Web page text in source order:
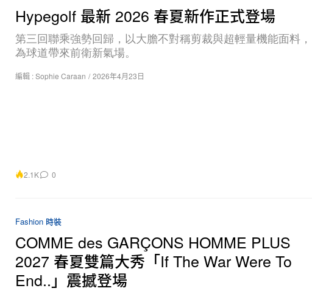
Hypegolf 最新 2026 春夏新作正式登場
第三回聯乘強勢回歸，以大膽不對稱剪裁與超輕量機能面料，
為球道帶來前衛新氣場。
編輯 :Sophie Caraan / 2026年4月23日
2.1K 0
Fashion 時裝
COMME des GARÇONS HOMME PLUS
2027 春夏雙篇大秀「If The War Were To
End..」震撼登場